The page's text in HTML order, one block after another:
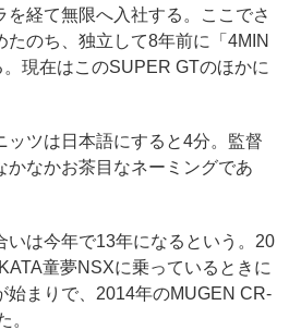
を経て無限へ入社する。ここでさ
たのち、独立して8年前に「4MIN
現在はこのSUPER GTのほかに
ツは日本語にすると4分。監督
なかお茶目なネーミングであ
は今年で13年になるという。20
童夢NSXに乗っているときに
始まりで、2014年のMUGEN CR-
。